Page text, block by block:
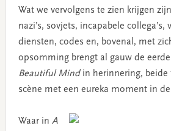
Wat we vervolgens te zien krijgen
nazi’s, sovjets, incapabele
diensten, codes en, bovenal, met
opsomming brengt al gauw de
Beautiful Mindin herinnering, beide
scène met een eureka moment in
Waar in A